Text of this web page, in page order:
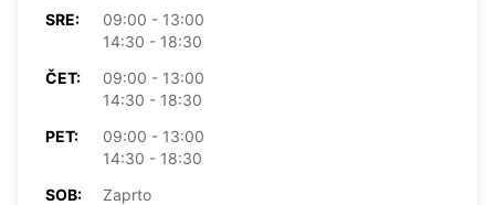
SRE:
09:00 - 13:00
14:30 - 18:30
ČET:
09:00 - 13:00
14:30 - 18:30
PET:
09:00 - 13:00
14:30 - 18:30
SOB:
Zaprto